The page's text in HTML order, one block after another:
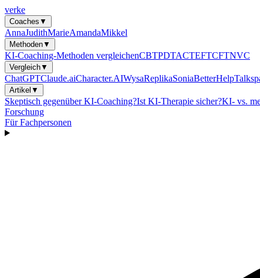
verke
Coaches ▼
AnnaJudithMarieAmandaMikkel
Methoden▼
KI-Coaching-Methoden vergleichenCBTPDTACTEFTCFTNVC
Vergleich▼
ChatGPTClaude.aiCharacter.AIWysaReplikaSoniaBetterHelp
Artikel ▼
Skeptisch gegenüber KI-Coaching?Ist KI-Therapie sicher?KI- vs.
Forschung
Für Fachpersonen